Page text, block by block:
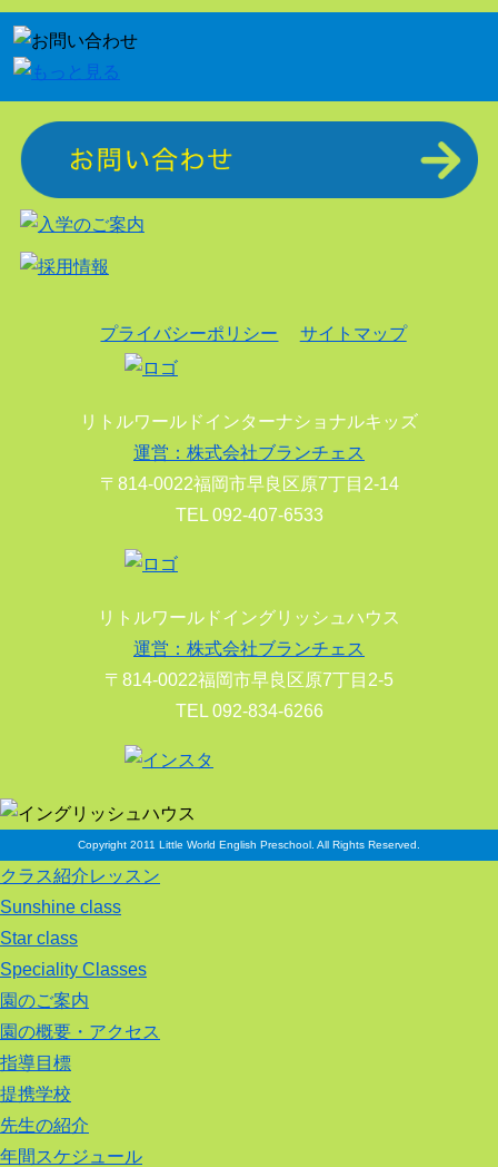
プライバシーポリシー サイトマップ
リトルワールドインターナショナルキッズ
運営：株式会社ブランチェス
〒814-0022福岡市早良区原7丁目2-14
TEL 092-407-6533
リトルワールドイングリッシュハウス
運営：株式会社ブランチェス
〒814-0022福岡市早良区原7丁目2-5
TEL 092-834-6266
Copyright 2011 Little World English Preschool. All Rights Reserved.
クラス紹介レッスン
Sunshine class
Star class
Speciality Classes
園のご案内
園の概要・アクセス
指導目標
提携学校
先生の紹介
年間スケジュール